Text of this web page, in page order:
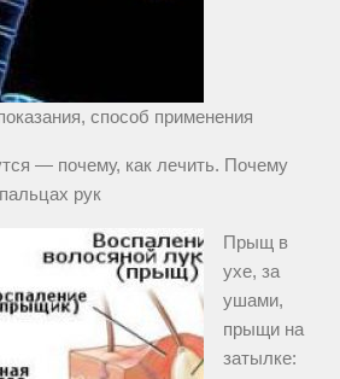
способ применения
— почему, как лечить. Почему
рук
Прыщ в
ухе, за
ушами,
прыщи на
затылке: